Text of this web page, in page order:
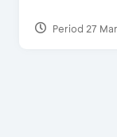
Period 27